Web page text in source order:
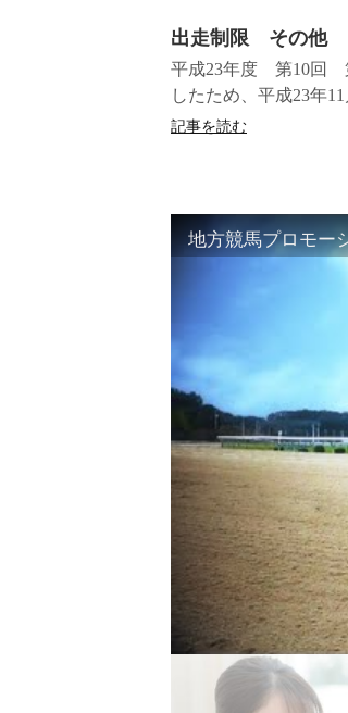
出走制限 その他
平成23年度 第10回
したため、平成23年
記事を読む
地方競馬プロモー